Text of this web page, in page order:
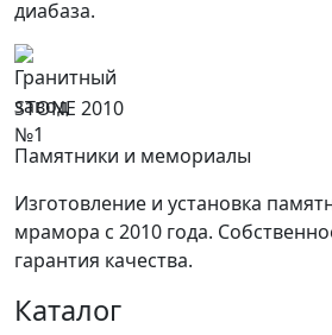
диабаза.
STONE 2010
Памятники и мемориалы
Изготовление и установка
мрамора с 2010 года.
гарантия качества.
Каталог